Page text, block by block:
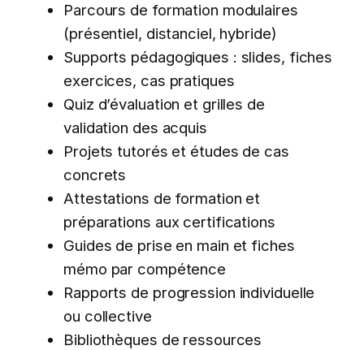
Parcours de formation modulaires
(présentiel, distanciel, hybride)
Supports pédagogiques : slides, fiches
exercices, cas pratiques
Quiz d’évaluation et grilles de
validation des acquis
Projets tutorés et études de cas
concrets
Attestations de formation et
préparations aux certifications
Guides de prise en main et fiches
mémo par compétence
Rapports de progression individuelle
ou collective
Bibliothèques de ressources